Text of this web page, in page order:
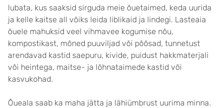
lubata, kus saaksid sirguda meie õuetaimed, keda uurida
ja kelle kaitse all võiks leida liblikaid ja lindegi. Lasteaia
õuele mahuksid veel vihmavee kogumise nõu,
kompostikast, mõned puuviljad või põõsad, tunnetust
arendavad kastid saepuru, kivide, puidust hakkmaterjali
või heintega, maitse- ja lõhnataimede kastid või
kasvukohad.
Õueala saab ka maha jätta ja lähiümbrust uurima minna.